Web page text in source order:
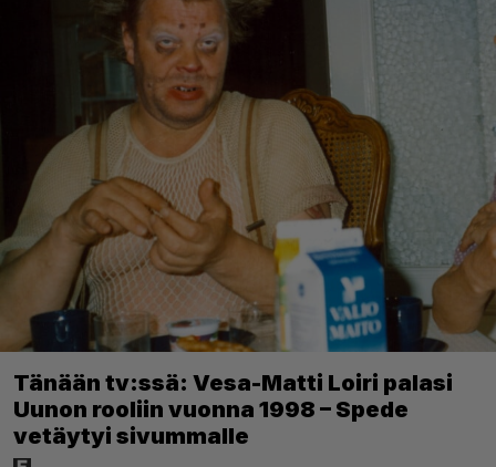
Tänään tv:ssä: Vesa-Matti Loiri palasi
Uunon rooliin vuonna 1998 – Spede
vetäytyi sivummalle